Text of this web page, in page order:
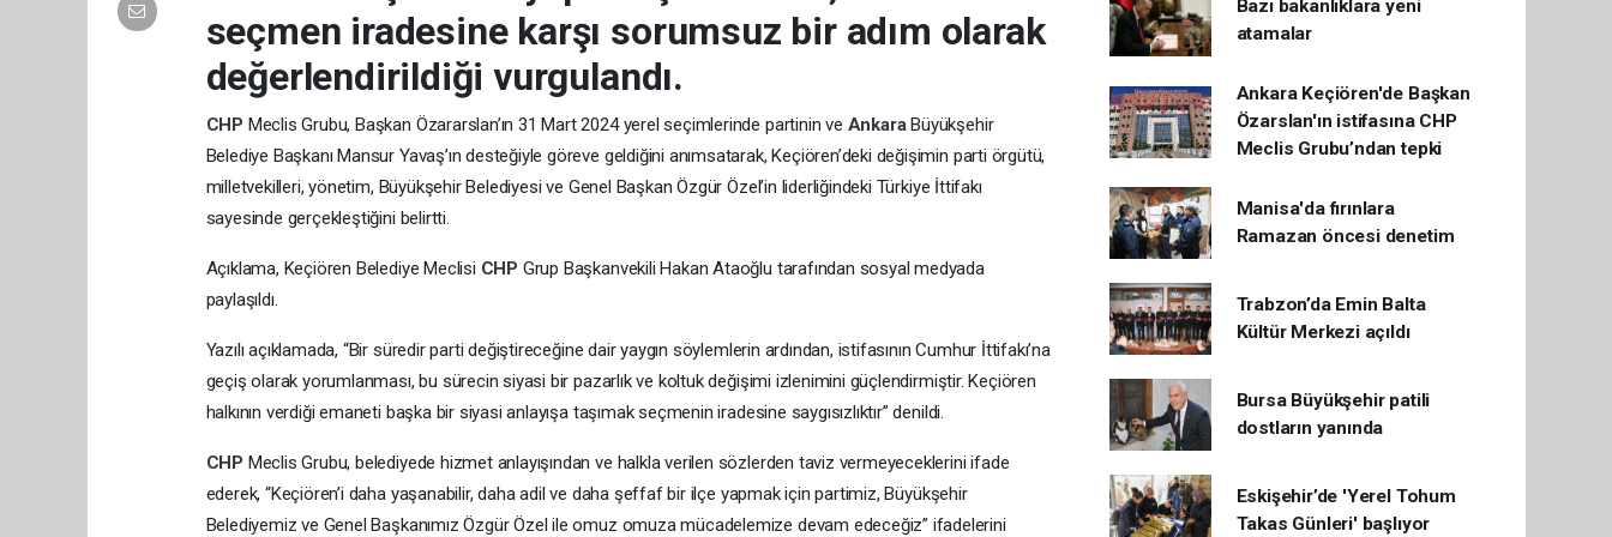
seçmen iradesine karşı sorumsuz bir adım olarak
değerlendirildiği vurgulandı.
CHP Meclis Grubu, Başkan Özararslan’ın 31 Mart 2024 yerel seçimlerinde partinin ve AnkaraBüyükşehir
Belediye Başkanı Mansur Yavaş’ın desteğiyle göreve geldiğini anımsatarak, Keçiören’deki değişimin parti örgütü,
milletvekilleri, yönetim, Büyükşehir Belediyesi ve Genel Başkan Özgür Özel’in liderliğindeki Türkiye İttifakı
sayesinde gerçekleştiğini belirtti.
Açıklama, Keçiören Belediye Meclisi CHP Grup Başkanvekili Hakan Ataoğlu tarafından sosyal medyada
paylaşıldı.
Yazılı açıklamada, “Bir süredir parti değiştireceğine dair yaygın söylemlerin ardından, istifasının Cumhur İttifakı’na
geçiş olarak yorumlanması, bu sürecin siyasi bir pazarlık ve koltuk değişimi izlenimini güçlendirmiştir. Keçiören
halkının verdiği emaneti başka bir siyasi anlayışa taşımak seçmenin iradesine saygısızlıktır” denildi.
CHP Meclis Grubu, belediyede hizmet anlayışından ve halkla verilen sözlerden taviz vermeyeceklerini ifade
ederek, “Keçiören’i daha yaşanabilir, daha adil ve daha şeffaf bir ilçe yapmak için partimiz, Büyükşehir
Belediyemiz ve Genel Başkanımız Özgür Özel ile omuz omuza mücadelemize devam edeceğiz” ifadelerini
Bazı bakanlıklara yeni
atamalar
Ankara Keçiören'de Başkan
Özarslan'ın istifasına CHP
Meclis Grubu’ndan tepki
Manisa'da fırınlara
Ramazan öncesi denetim
Trabzon’da Emin Balta
Kültür Merkezi açıldı
Bursa Büyükşehir patili
dostların yanında
Eskişehir’de 'Yerel Tohum
Takas Günleri' başlıyor